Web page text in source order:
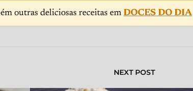
outras deliciosas receitas emDOCES DO DIA
NEXT POST